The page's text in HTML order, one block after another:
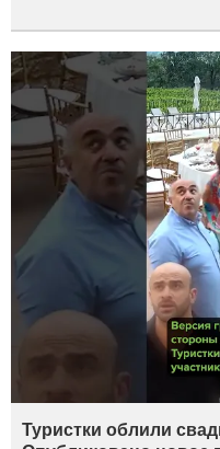
Туристки облили